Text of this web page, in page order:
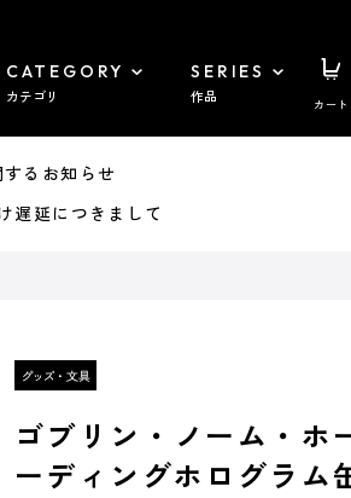
CATEGORY
カテゴリ
SERIES
作品 カート
るお知らせ
延につきまして
ゴブリン・ノーム・ホ
ーディングホログラム